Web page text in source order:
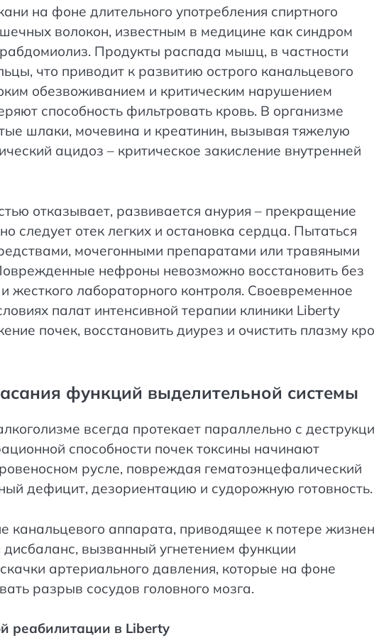
на фоне длительного употребления спиртного
волокон, известным в медицине как синдром
Продукты распада мышц, в частности
что приводит к развитию острого канальцевого
обезвоживанием и критическим нарушением
способность фильтровать кровь. В организме
шлаки, мочевина и креатинин, вызывая тяжелую
ацидоз – критическое закисление внутренней
отказывает, развивается анурия – прекращение
следует отек легких и остановка сердца. Пытаться
мочегонными препаратами или травяными
нефроны невозможно восстановить без
жесткого лабораторного контроля. Своевременное
палат интенсивной терапии клиники Liberty
почек, восстановить диурез и очистить плазму
функций выделительной системы
всегда протекает параллельно с
способности почек токсины начинают
русле, повреждая гематоэнцефалический
дефицит, дезориентацию и судорожную готовность.
канальцевого аппарата, приводящее к потере
вызванный угнетением функции
артериального давления, которые на фоне
разрыв сосудов головного мозга.
реабилитации в Liberty